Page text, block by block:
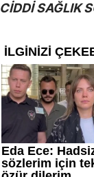
CİDDİ SAĞLIK